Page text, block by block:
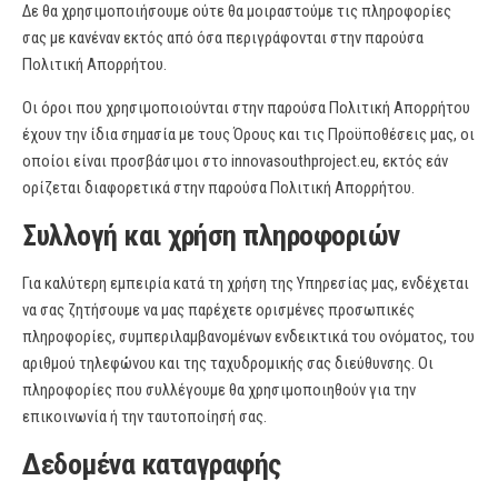
Δε θα χρησιμοποιήσουμε ούτε θα μοιραστούμε τις πληροφορίες
σας με κανέναν εκτός από όσα περιγράφονται στην παρούσα
Πολιτική Απορρήτου.
Οι όροι που χρησιμοποιούνται στην παρούσα Πολιτική Απορρήτου
έχουν την ίδια σημασία με τους Όρους και τις Προϋποθέσεις μας, οι
οποίοι είναι προσβάσιμοι στο innovasouthproject.eu, εκτός εάν
ορίζεται διαφορετικά στην παρούσα Πολιτική Απορρήτου.
Συλλογή και χρήση πληροφοριών
Για καλύτερη εμπειρία κατά τη χρήση της Υπηρεσίας μας, ενδέχεται
να σας ζητήσουμε να μας παρέχετε ορισμένες προσωπικές
πληροφορίες, συμπεριλαμβανομένων ενδεικτικά του ονόματος, του
αριθμού τηλεφώνου και της ταχυδρομικής σας διεύθυνσης. Οι
πληροφορίες που συλλέγουμε θα χρησιμοποιηθούν για την
επικοινωνία ή την ταυτοποίησή σας.
Δεδομένα καταγραφής